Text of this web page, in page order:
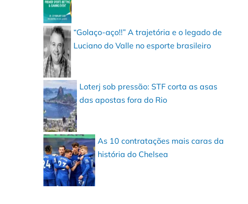
“Golaço-aço!!” A trajetória e o legado de
Luciano do Valle no esporte brasileiro
Loterj sob pressão: STF corta as asas
das apostas fora do Rio
As 10 contratações mais caras da
história do Chelsea